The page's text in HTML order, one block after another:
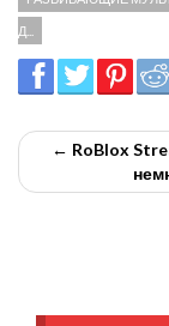
Д...
← RoBlox